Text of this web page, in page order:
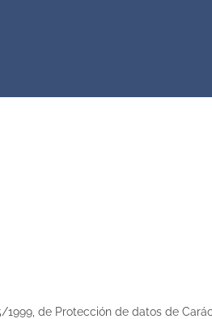
de Protección de datos de